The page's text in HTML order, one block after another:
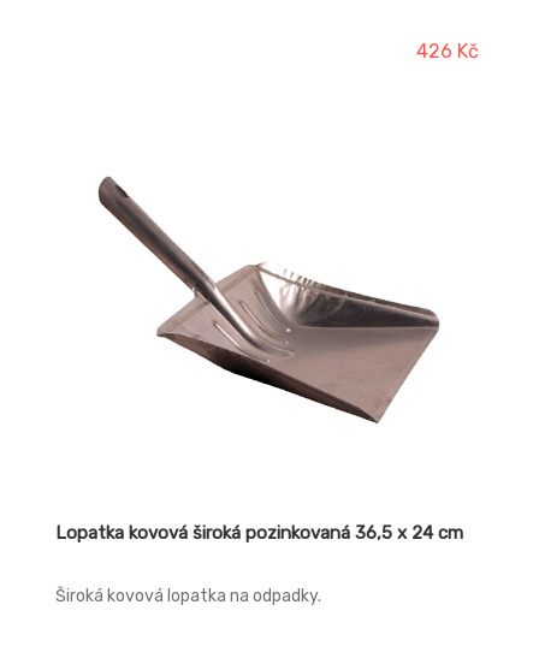
426 Kč
Lopatka kovová široká pozinkovaná 36,5 x 24 cm
Široká kovová lopatka na odpadky.